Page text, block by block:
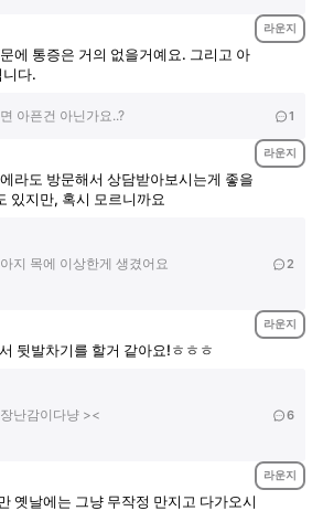
라운지
에 통증은 거의 없을거예요. 그리고 아
니다.
아픈건 아닌가요..? 1
라운지
라도 방문해서 상담받아보시는게 좋을
있지만, 혹시 모르니까요
지 목에 이상한게 생겼어요 2
라운지
뒷발차기를 할거 같아요!ㅎㅎㅎ
난감이다냥 >< 6
라운지
옛날에는 그냥 무작정 만지고 다가오시